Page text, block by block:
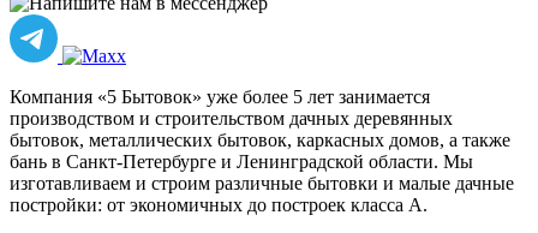
Компания «5 Бытовок» уже более 5 лет занимается
производством и строительством дачных деревянных
бытовок, металлических бытовок, каркасных домов, а также
бань в Санкт-Петербурге и Ленинградской области. Мы
изготавливаем и строим различные бытовки и малые дачные
постройки: от экономичных до построек класса А.